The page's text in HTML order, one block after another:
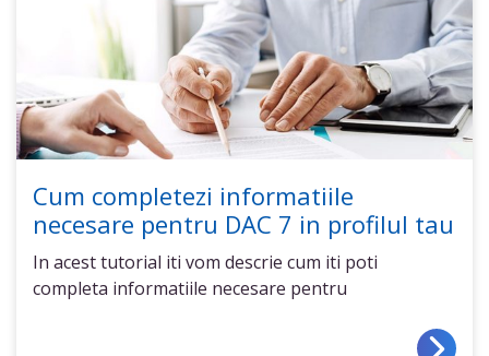
Cum completezi informatiile
necesare pentru DAC 7 in profilul tau
In acest tutorial iti vom descrie cum iti poti
completa informatiile necesare pentru